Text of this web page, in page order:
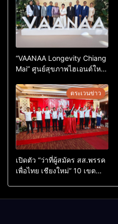
“VAANAA Longevity Chiang
Mai” ศูนย์สุขภาพไฮเอนต์ใหญ่
ตระเวนข่าว
เปิดตัว “ว่าที่ผู้สมัคร สส.พรรค
เพื่อไทย เชียงใหม่” 10 เขต